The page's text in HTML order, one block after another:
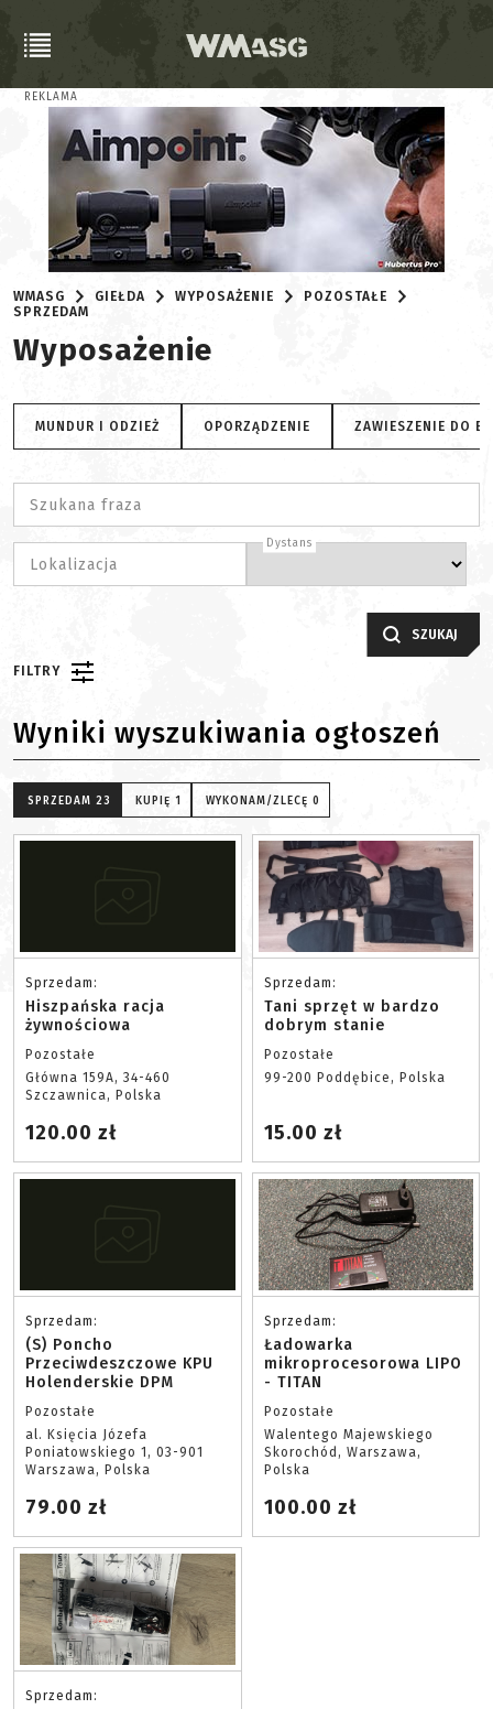
REKLAMA
WMASG GIEŁDA WYPOSAŻENIE
POZOSTAŁE
SPRZEDAM
Wyposażenie
MUNDUR I ODZIEŻ OPORZĄDZENIE ZAWIESZENIE DO
Szukana fraza
Lokalizacja
Dystans
SZUKAJ
FILTRY
Wyniki wyszukiwania ogłoszeń
SPRZEDAM 23 KUPIĘ 1 WYKONAM/ZLECĘ 0
Sprzedam:
Hiszpańska racja
żywnościowa
Pozostałe
Główna 159A, 34-460
Szczawnica, Polska
120.00 zł
Sprzedam:
Tani sprzęt w bardzo
dobrym stanie
Pozostałe
99-200 Poddębice, Polska
15.00 zł
Sprzedam:
(S) Poncho
Przeciwdeszczowe KPU
Holenderskie DPM
Pozostałe
al. Księcia Józefa
Poniatowskiego 1, 03-901
Warszawa, Polska
79.00 zł
Sprzedam:
Ładowarka
mikroprocesorowa LIPO
- TITAN
Pozostałe
Walentego Majewskiego
Skorochód, Warszawa,
Polska
100.00 zł
Sprzedam: